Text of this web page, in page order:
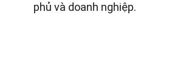
phủ và doanh nghiệp.